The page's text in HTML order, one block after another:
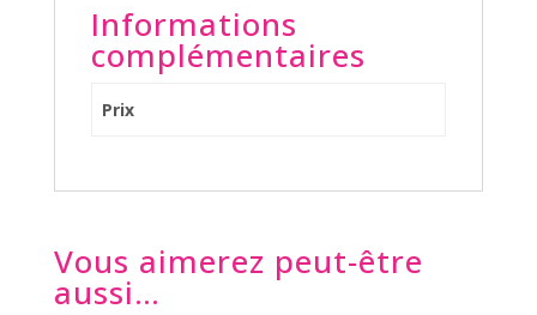
Informations
complémentaires
Prix
Vous aimerez peut-être
aussi…